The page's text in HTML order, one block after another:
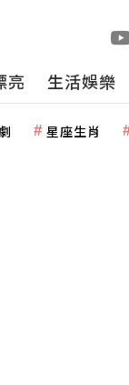
亮 生活娛樂
星座生肖